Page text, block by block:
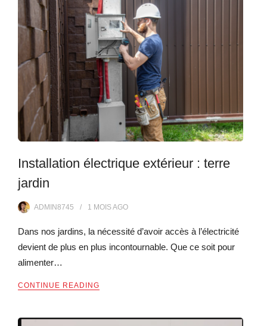
Installation électrique extérieur : terre
jardin
ADMIN8745 1 MOISAGO
Dans nos jardins, la nécessité d’avoir accès à l’électricité
devient de plus en plus incontournable. Que ce soit pour
alimenter…
CONTINUE READING